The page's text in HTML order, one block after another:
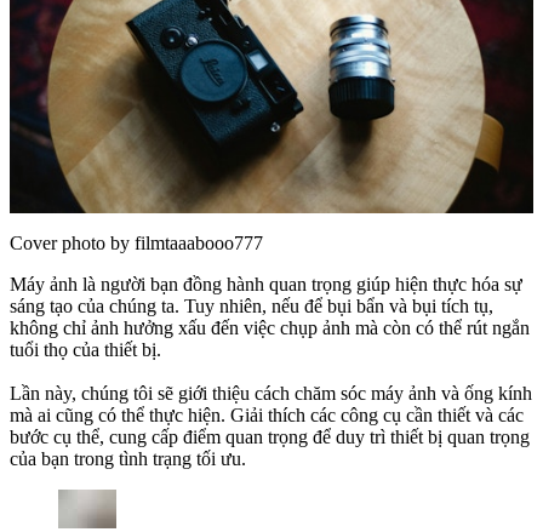
Cover photo by filmtaaabooo777
Máy ảnh là người bạn đồng hành quan trọng giúp hiện thực hóa sự
sáng tạo của chúng ta. Tuy nhiên, nếu để bụi bẩn và bụi tích tụ,
không chỉ ảnh hưởng xấu đến việc chụp ảnh mà còn có thể rút ngắn
tuổi thọ của thiết bị.
Lần này, chúng tôi sẽ giới thiệu cách chăm sóc máy ảnh và ống kính
mà ai cũng có thể thực hiện. Giải thích các công cụ cần thiết và các
bước cụ thể, cung cấp điểm quan trọng để duy trì thiết bị quan trọng
của bạn trong tình trạng tối ưu.